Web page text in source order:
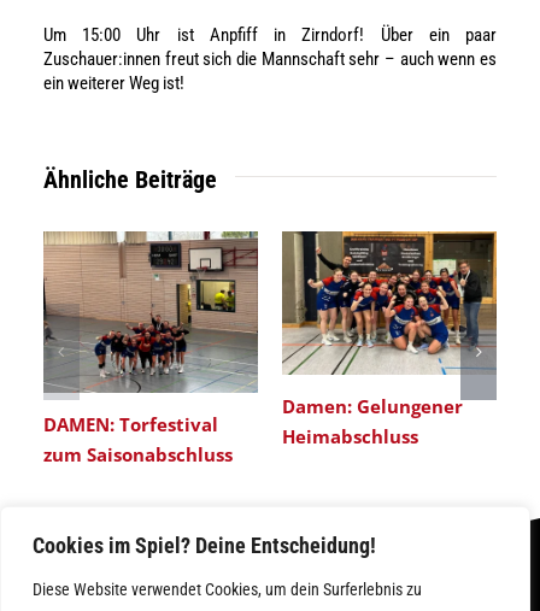
Cookies im Spiel? Deine Entscheidung!
Diese Website verwendet Cookies, um dein Surferlebnis zu
Um 15:00 Uhr ist Anpfiff in Zirndorf! Über ein paar
Zuschauer:innen freut sich die Mannschaft sehr – auch wenn es
ein weiterer Weg ist!
Ähnliche Beiträge
DAMEN: Torfestival
zum Saisonabschluss
Damen: Gelungener
Heimabschluss